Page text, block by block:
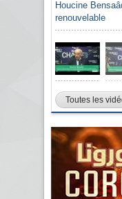
Houcine
renouvelable
Toutes les